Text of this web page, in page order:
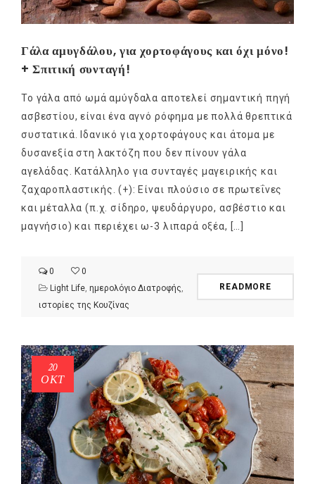
Γάλα αμυγδάλου, για χορτοφάγους και όχι μόνο!
+ Σπιτική συνταγή!
Το γάλα από ωμά αμύγδαλα αποτελεί σημαντική πηγή
ασβεστίου, είναι ένα αγνό ρόφημα με πολλά θρεπτικά
συστατικά. Ιδανικό για χορτοφάγους και άτομα με
δυσανεξία στη λακτόζη που δεν πίνουν γάλα
αγελάδας. Κατάλληλο για συνταγές μαγειρικής και
ζαχαροπλαστικής. (+): Είναι πλούσιο σε πρωτεΐνες
και μέταλλα (π.χ. σίδηρο, ψευδάργυρο, ασβέστιο και
μαγνήσιο) και περιέχει ω-3 λιπαρά οξέα, […]
0
0
Light Life, ημερολόγιο Διατροφής,
ιστορίες της Κουζίνας
READMORE
20
ΟΚΤ